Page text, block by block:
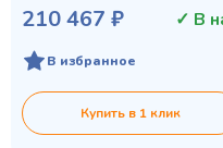
210 467 ₽
✓ В
В избранное
Купить в 1 клик